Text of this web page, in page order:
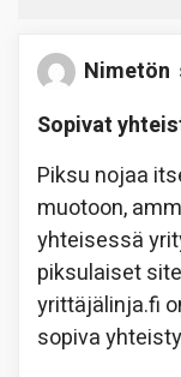
Nimetön
Sopivat
Piksu nojaa
muotoon,
yhteisessä
piksulaiset
yrittäjälinja.fi
sopiva